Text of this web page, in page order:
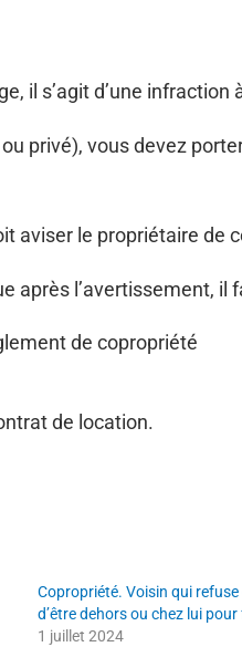
il s’agit d’une infraction
privé), vous devez
aviser le propriétaire
après l’avertissement, il
de copropriété
de location.
Copropriété. Voisin qui
d’être dehors ou chez lui pour
1 juillet 2024